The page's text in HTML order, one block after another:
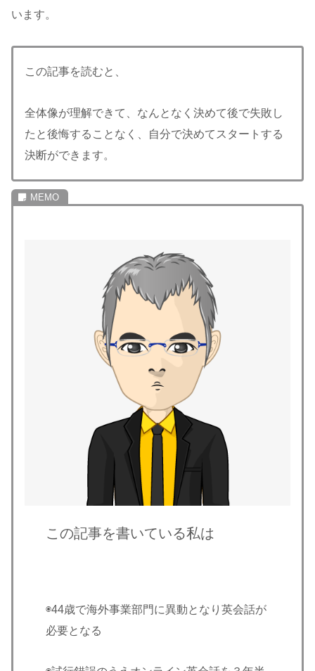
います。
この記事を読むと、
全体像が理解できて、なんとなく決めて後で失敗し
たと後悔することなく、自分で決めてスタートする
決断ができます。
この記事を書いている私は
◉44歳で海外事業部門に異動となり英会話が
必要となる